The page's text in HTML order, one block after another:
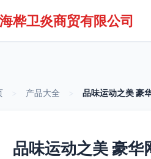
桦卫炎商贸有限公司
产品大全 品味运动之美 豪
品味运动之美 豪